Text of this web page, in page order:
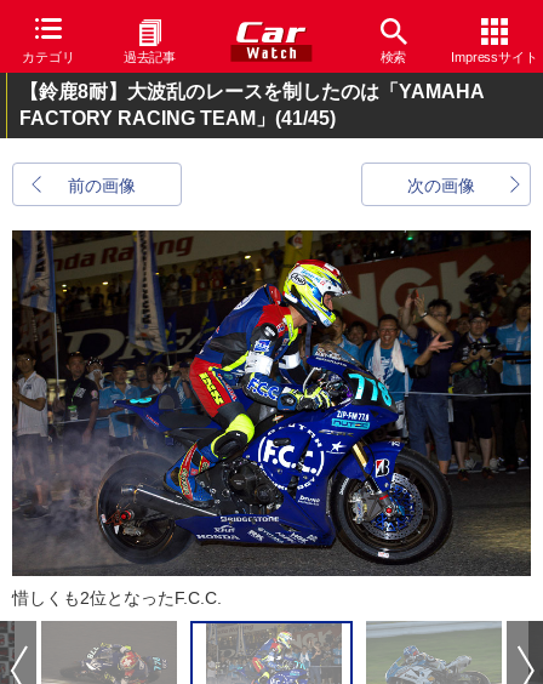
カテゴリ 過去記事 検索 Impressサイト
【鈴鹿8耐】大波乱のレースを制したのは「YAMAHA
FACTORY RACING TEAM」 (41/45)
前の画像 次の画像
惜しくも2位となったF.C.C.